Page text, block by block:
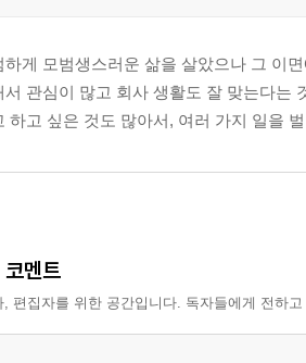
하게 모범생스러운 삶을 살았으나 그 이
서 관심이 많고 회사 생활도 잘 맞는다는
하고 싶은 것도 많아서, 여러 가지 일을
멘트
, 편집자를 위한 공간입니다. 독자들에게 전하